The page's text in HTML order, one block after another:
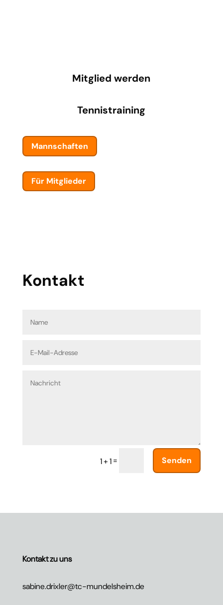
Mitglied werden
Tennistraining
Mannschaften
Für Mitglieder
Kontakt
1 + 1= Senden
Kontakt zu uns
sabine.drixler@tc-mundelsheim.de